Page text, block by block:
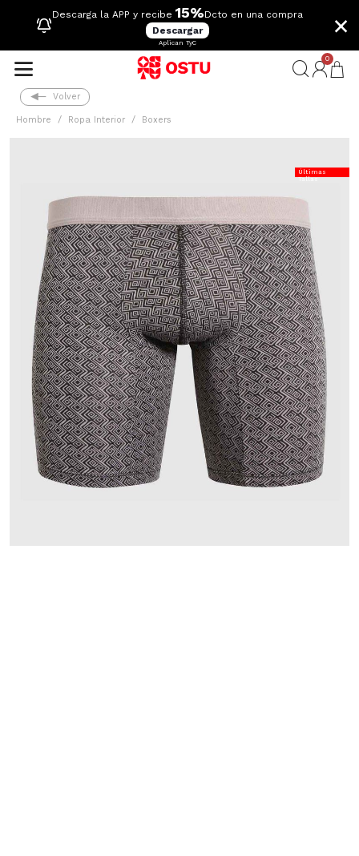
Descarga la APP y recibe 15%Dcto en una compra
Descargar
Aplican TyC
×
0
Volver
Hombre Ropa Interior Boxers
Últimas
Tallas